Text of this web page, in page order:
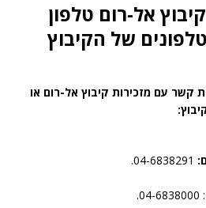
אל-רום טלפון
של הקיבוץ
קשר עם מזכירות קיבוץ אל-רום או
04-6838291.
: 04-6838000.